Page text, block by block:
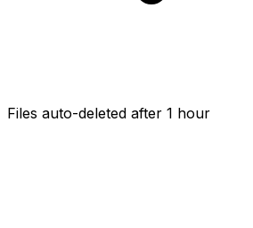
Files auto-deleted after 1 hour